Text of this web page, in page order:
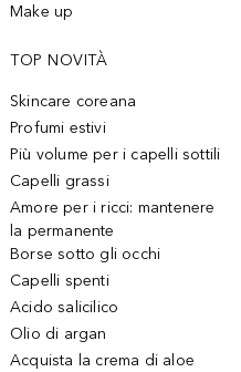
Make up
TOP NOVITÀ
Skincare coreana
Profumi estivi
Più volume per i capelli sottili
Capelli grassi
Amore per i ricci: mantenere
la permanente
Borse sotto gli occhi
Capelli spenti
Acido salicilico
Olio di argan
Acquista la crema di aloe